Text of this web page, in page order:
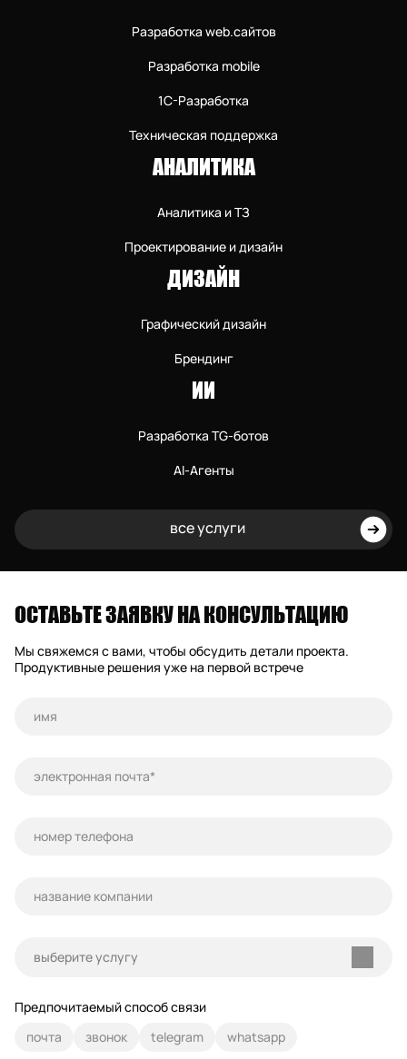
Разработка web.сайтов
Разработка mobile
1С-Разработка
Техническая поддержка
АНАЛИТИКА
Аналитика и ТЗ
Проектирование и дизайн
ДИЗАЙН
Графический дизайн
Брендинг
ИИ
Разработка TG-ботов
AI-Агенты
все услуги
ОСТАВЬТЕ ЗАЯВКУ НА КОНСУЛЬТАЦИЮ
Мы свяжемся с вами, чтобы обсудить детали проекта.
Продуктивные решения уже на первой встрече
выберите услугу
Предпочитаемый способ связи
почта
звонок telegram whatsapp